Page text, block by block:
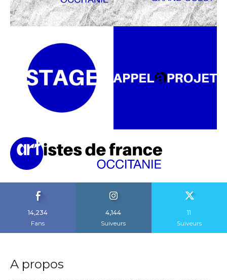
14,234
Fans
4,144
Suiveurs
11
Suiveurs
A propos